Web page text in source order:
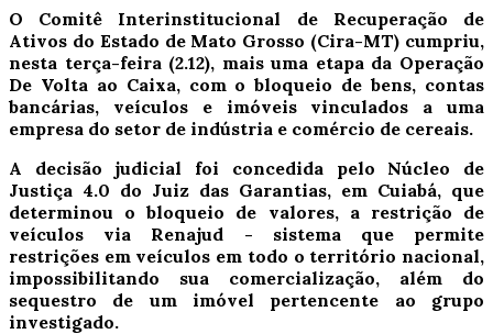
O Comitê Interinstitucional de Recuperação de
Ativos do Estado de Mato Grosso (Cira-MT) cumpriu,
nesta terça-feira (2.12), mais uma etapa da Operação
De Volta ao Caixa, com o bloqueio de bens, contas
bancárias, veículos e imóveis vinculados a uma
empresa do setor de indústria e comércio de cereais.
A decisão judicial foi concedida pelo Núcleo de
Justiça 4.0 do Juiz das Garantias, em Cuiabá, que
determinou o bloqueio de valores, a restrição de
veículos via Renajud - sistema que permite
restrições em veículos em todo o território nacional,
impossibilitando sua comercialização, além do
sequestro de um imóvel pertencente ao grupo
investigado.